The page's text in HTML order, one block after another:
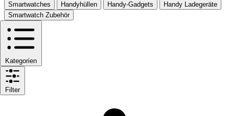
Smartwatches Handyhüllen Handy-Gadgets
Handy Ladegeräte
Smartwatch Zubehör
Kategorien
Filter